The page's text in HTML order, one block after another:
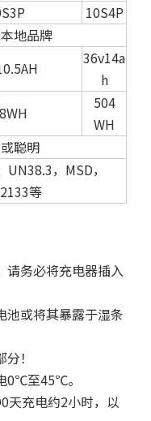
10S4P
地品牌
36v14a
h
504
WH
聪明
，MSD，
等
务必将充电器插入
或将其暴露于湿条
！
0℃至45℃。
天充电约2小时，以